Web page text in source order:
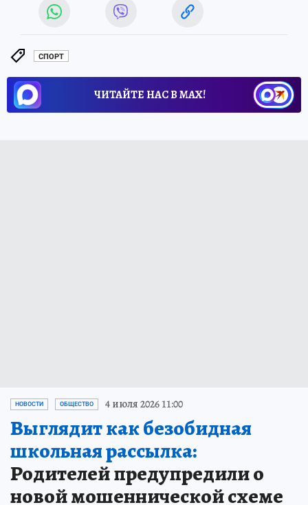
СПОРТ
ЧИТАЙТЕ НАС В МАХ!
НОВОСТИ ОБЩЕСТВО 4 июля 2026 11:00
Выглядит как безобидная
школьная рассылка:
Родителей предупредили о
новой мошеннической схеме